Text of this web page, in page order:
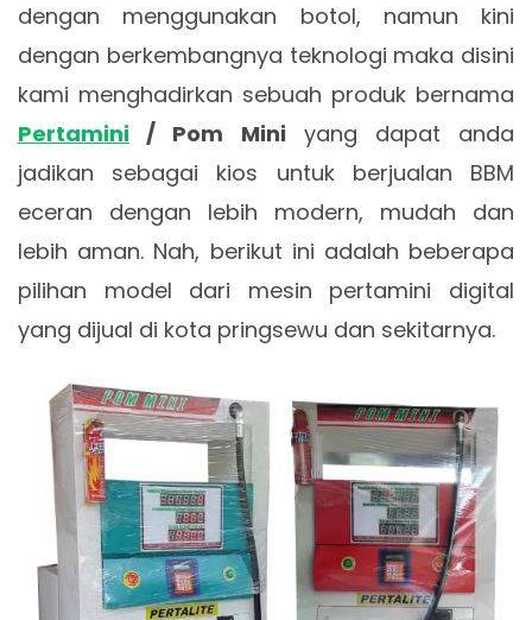
dengan menggunakan botol, namun kini
dengan berkembangnya teknologi maka disini
kami menghadirkan sebuah produk bernama
Pertamini / Pom Mini yang dapat anda
jadikan sebagai kios untuk berjualan BBM
eceran dengan lebih modern, mudah dan
lebih aman. Nah, berikut ini adalah beberapa
pilihan model dari mesin pertamini digital
yang dijual di kota pringsewu dan sekitarnya.